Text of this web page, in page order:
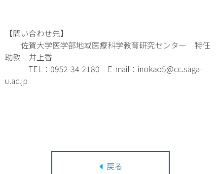
【問い合わせ先】
佐賀大学医学部地域医療科学教育研究センター 特任
助教 井上香
TEL：0952-34-2180 E-mail：inokao5@cc.saga-
u.ac.jp
戻る